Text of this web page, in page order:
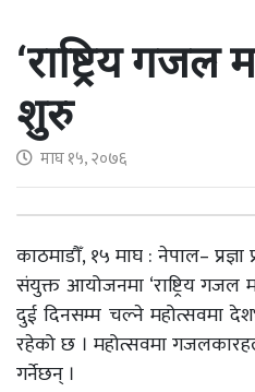
‘राष्ट्रिय गजल
शुरु
माघ १५, २०७६
काठमाडौँ, १५ माघ : नेपाल– प्रज्ञा
संयुक्त आयोजनमा ‘राष्ट्रिय
दुई दिनसम्म चल्ने महोत्सवमा
रहेको छ । महोत्सवमा
गर्नेछन् ।